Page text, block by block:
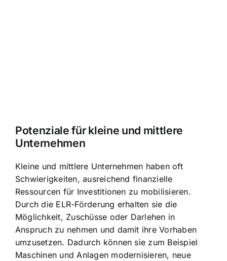
Potenziale für kleine und mittlere
Unternehmen
Kleine und mittlere Unternehmen haben oft
Schwierigkeiten, ausreichend finanzielle
Ressourcen für Investitionen zu mobilisieren.
Durch die ELR-Förderung erhalten sie die
Möglichkeit, Zuschüsse oder Darlehen in
Anspruch zu nehmen und damit ihre Vorhaben
umzusetzen. Dadurch können sie zum Beispiel
Maschinen und Anlagen modernisieren, neue